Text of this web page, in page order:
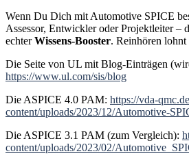
Wenn Du Dich mit Automotive SPICE
Assessor, Entwickler oder Projektleiter –
echterWissens-Booster. Reinhören lohnt
Die Seite von UL mit Blog-Einträgen
https://www.ul.com/sis/blog
Die ASPICE 4.0 PAM: https://vda-
content/uploads/2023/12/Automotive-
Die ASPICE 3.1 PAM (zum Vergleich):
content/uploads/2023/02/